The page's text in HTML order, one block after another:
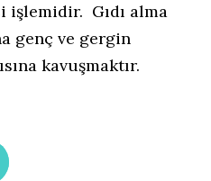
işlemidir. Gıdı alma
genç ve gergin
kavuşmaktır.